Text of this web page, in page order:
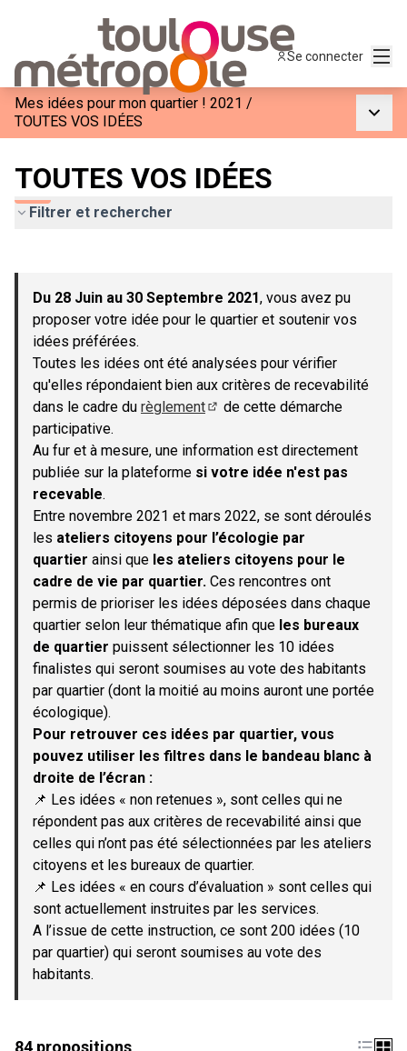
Se connecter
Mes idées pour mon quartier ! 2021 /
TOUTES VOS IDÉES
TOUTES VOS IDÉES
Filtrer et rechercher
−
Du 28 Juin au 30 Septembre 2021, vous avez pu
proposer votre idée pour le quartier et soutenir vos
idées préférées.
Toutes les idées ont été analysées pour vérifier
qu'elles répondaient bien aux critères de recevabilité
dans le cadre du règlement
de cette démarche
participative.
Au fur et à mesure, une information est directement
publiée sur la plateforme si votre idée n'est pas
recevable.
Entre novembre 2021 et mars 2022, se sont déroulés
les ateliers citoyens pour l’écologie par
quartier ainsi que les ateliers citoyens pour le
cadre de vie par quartier. Ces rencontres ont
permis de prioriser les idées déposées dans chaque
quartier selon leur thématique afin que les bureaux
de quartier puissent sélectionner les 10 idées
finalistes qui seront soumises au vote des habitants
par quartier (dont la moitié au moins auront une portée
écologique).
Pour retrouver ces idées par quartier, vous
pouvez utiliser les filtres dans le bandeau blanc à
droite de l’écran :
📌 Les idées « non retenues », sont celles qui ne
répondent pas aux critères de recevabilité ainsi que
celles qui n’ont pas été sélectionnées par les ateliers
citoyens et les bureaux de quartier.
📌 Les idées « en cours d’évaluation » sont celles qui
sont actuellement instruites par les services.
A l’issue de cette instruction, ce sont 200 idées (10
par quartier) qui seront soumises au vote des
habitants.
84 propositions